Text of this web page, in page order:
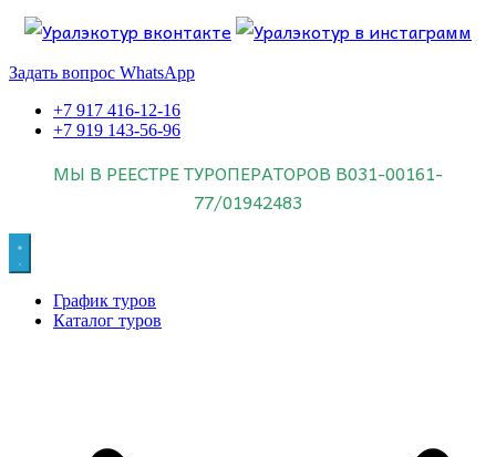
Знайте об этом.
Задать вопрос WhatsApp
+7 917 416-12-16
+7 919 143-56-96
МЫ В РЕЕСТРЕ ТУРОПЕРАТОРОВ В031-00161-
77/01942483
График туров
Каталог туров